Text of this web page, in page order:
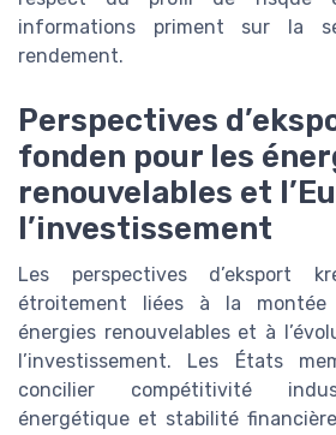
informations priment sur la
rendement.
Perspectives
fonden pour les
renouvelables et
l’investissement
Les perspectives d’eksport
étroitement liées à la montée
énergies renouvelables et à
l’investissement. Les États
concilier compétitivité
énergétique et stabilité